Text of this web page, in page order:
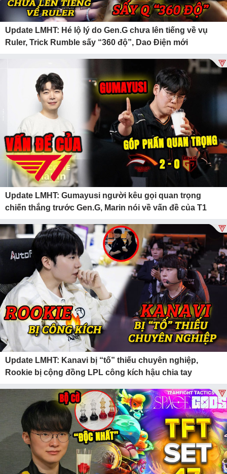
Update LMHT: Hé lộ lý do Gen.G chưa lên tiếng về vụ
Ruler, Trick Rumble sấy “360 độ”, Dao Điện mới
Update LMHT: Gumayusi người kêu gọi quan trọng
chiến thắng trước Gen.G, Marin nói về vấn đề của T1
Update LMHT: Kanavi bị “tố” thiếu chuyên nghiệp,
Rookie bị cộng đồng LPL công kích hậu chia tay